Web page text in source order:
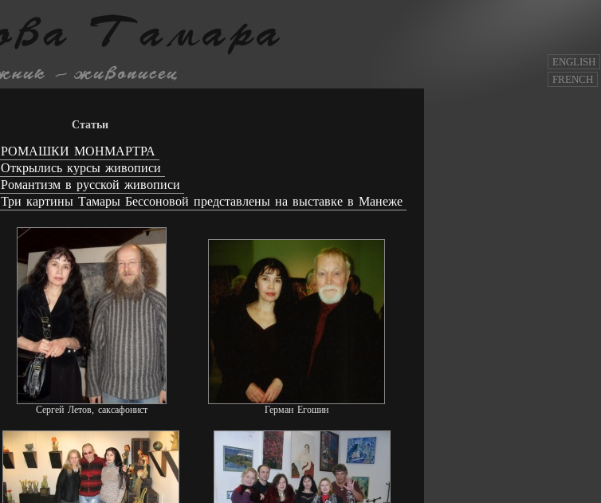
ENGLISH
FRENCH
Статьи
РОМАШКИ МОНМАРТРА
Открылись курсы живописи
Романтизм в русской живописи
Три картины Тамары Бессоновой представлены на выставке в Манеже
Сергей Летов, саксафонист Герман Егошин